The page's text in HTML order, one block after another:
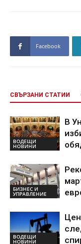
Facebook
СВЪРЗАНИ СТАТИИ
ВОДЕЩИ
НОВИНИ
В
БИЗНЕС И
УПРАВЛЕНИЕ
ВОДЕЩИ
НОВИНИ